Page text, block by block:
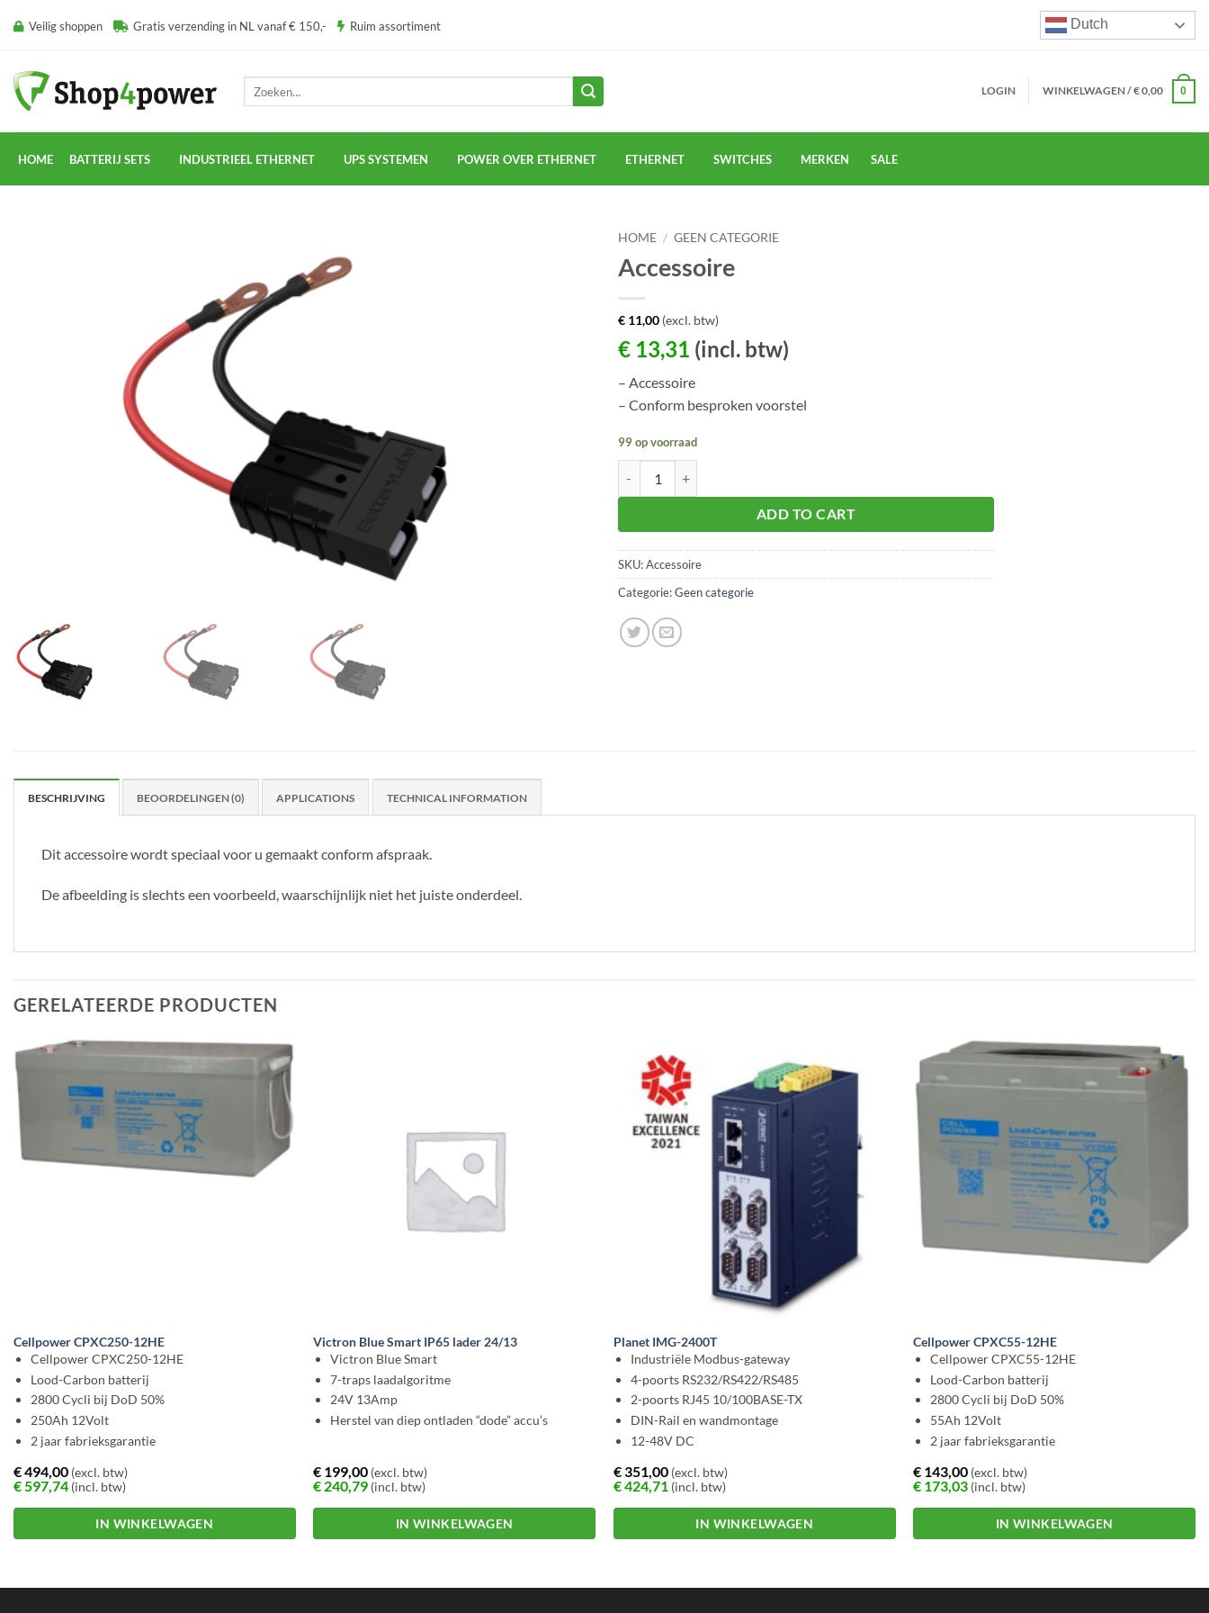
naar Veilig shoppen Gratis verzending in NL vanaf € 150,- Ruim assortiment Dutch
LOGIN WINKELWAGEN /€0,00 0
HOME BATTERIJ SETS INDUSTRIEEL ETHERNET UPS SYSTEMEN POWER OVER ETHERNET ETHERNET SWITCHES MERKEN SALE
HOME / GEEN CATEGORIE
Accessoire
€ 11,00 (excl. btw)
€ 13,31 (incl. btw)
– Accessoire
– Conform besproken voorstel
99 op voorraad
ADD TO CART
SKU:Accessoire
Categorie:Geen categorie
BESCHRIJVING BEOORDELINGEN (0) APPLICATIONS TECHNICAL INFORMATION
Dit accessoire wordt speciaal voor u gemaakt conform afspraak.
De afbeelding is slechts een voorbeeld, waarschijnlijk niet het juiste onderdeel.
GERELATEERDE PRODUCTEN
Cellpower CPXC250-12HE
Cellpower CPXC250-12HE
Lood-Carbon batterij
2800 Cycli bij DoD 50%
250Ah 12Volt
2 jaar fabrieksgarantie
€494,00(excl. btw)
€597,74(incl. btw)
IN WINKELWAGEN
Victron Blue Smart IP65 lader 24/13
Victron Blue Smart
7-traps laadalgoritme
24V 13Amp
Herstel van diep ontladen “dode” accu’s
€ 199,00 (excl. btw)
€ 240,79 (incl. btw)
IN WINKELWAGEN
Planet IMG-2400T
Industriële Modbus-gateway
4-poorts RS232/RS422/RS485
2-poorts RJ45 10/100BASE-TX
DIN-Rail en wandmontage
12-48V DC
€351,00(excl. btw)
€424,71(incl. btw)
IN WINKELWAGEN
Cellpower CPXC55-12HE
Cellpower CPXC55-12HE
Lood-Carbon batterij
2800 Cycli bij DoD 50%
55Ah 12Volt
2 jaar fabrieksgarantie
€ 143,00 (excl. btw)
€ 173,03 (incl. btw)
IN WINKELWAGEN